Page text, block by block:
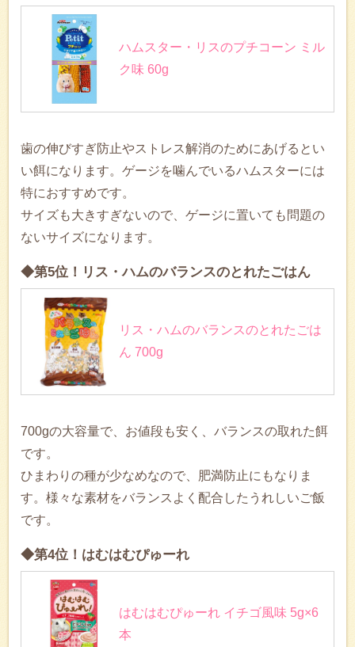
ハムスター・リスのプチコーン ミル
ク味 60g
歯の伸びすぎ防止やストレス解消のためにあげるとい
い餌になります。ゲージを噛んでいるハムスターには
特におすすめです。
サイズも大きすぎないので、ゲージに置いても問題の
ないサイズになります。
◆第5位！リス・ハムのバランスのとれたごはん
リス・ハムのバランスのとれたごは
ん 700g
700gの大容量で、お値段も安く、バランスの取れた餌
です。
ひまわりの種が少なめなので、肥満防止にもなりま
す。様々な素材をバランスよく配合したうれしいご飯
です。
◆第4位！はむはむぴゅーれ
はむはむぴゅーれ イチゴ風味 5g×6
本